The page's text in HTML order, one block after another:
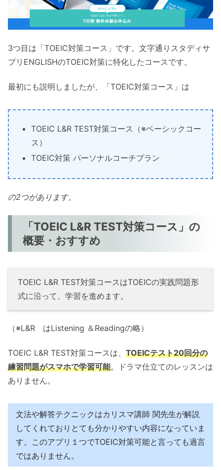
3つ目は「TOEIC対策コース」です。文字通りスタディサ
プリENGLISHのTOEIC対策に特化したコースです。
最初にも説明しましたが、「TOEIC対策コース」は
TOEIC L&R TEST対策コース（※ベーシックコー
ス）
TOEIC対策 パーソナルコーチプラン
の2つがあります。
「TOEIC L&R TEST対策コース」の
概要・おすすめ
TOEIC L&R TEST対策コースはTOEICの実践問題形
式に沿って、学習を進めます。
（※L&R はListening ＆Readingの略）
TOEIC L&R TEST対策コースは、 TOEICテスト20回分の
練習問題がスマホで学習可能。ドラマ仕立てのレッスンは
ありません。
文法や解答テクニックはカリスマ講師 関先生が解説
してくれておりとても分かりやすい内容になっていま
す。このアプリ１つでTOEIC対策可能と言っても過言
ではありません。